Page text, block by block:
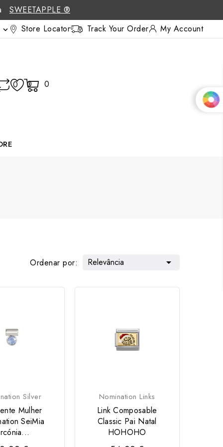
SWEETAPPLE ®
 Store Locator Track Your Order My Account
0 0 0
Ordenar por: Relevância 
Silver
Mulher
SeiMia
Nomination Links
Link Composable
Classic Pai Natal
HOHOHO